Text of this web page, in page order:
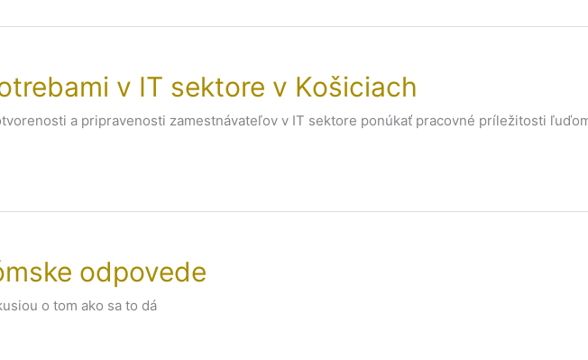
v IT sektore v Košiciach
a pripravenosti zamestnávateľov v IT sektore ponúkať pracovné príležitosti
odpovede
o tom ako sa to dá